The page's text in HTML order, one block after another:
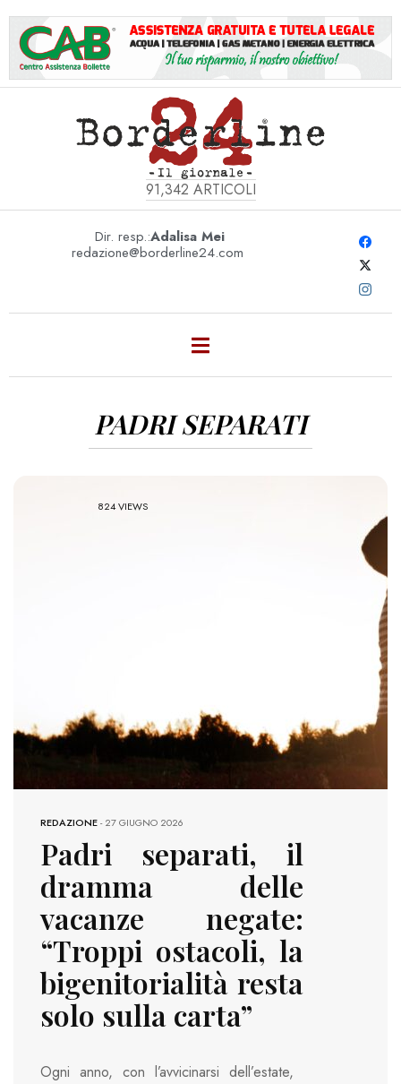
91,342 ARTICOLI
Dir. resp.:Adalisa Mei
redazione@borderline24.com
PADRI SEPARATI
824 VIEWS
REDAZIONE-27 GIUGNO 2026
Padri separati, il
dramma delle
vacanze negate:
“Troppi ostacoli, la
bigenitorialità resta
solo sulla carta”
Ogni anno, con l’avvicinarsi dell’estate,